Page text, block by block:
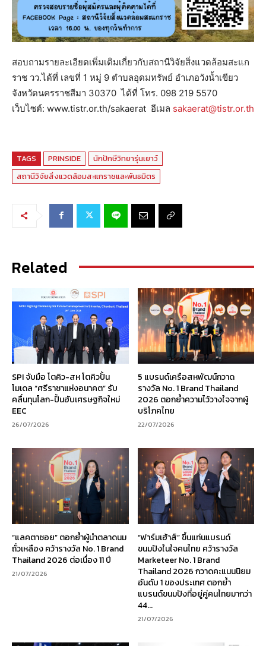
สอบถามรายละเอียดเพิ่มเติมเกี่ยวกับสถานีวิจัยสิ่งแวดล้อมสะแก
ราช วว.ได้ที่ เลขที่ 1 หมู่ 9 ตำบลอุดมทรัพย์ อำเภอวังน้ำเขียว
จังหวัดนครราชสีมา 30370 ได้ที่ โทร. 098 219 5570
เว็บไซต์: www.tistr.or.th/sakaerat อีเมล sakaerat@tistr.or.th
TAGS PRINSIDE
นักปักษีวิทยารุ่นเยาว์
สถานีวิจัยสิ่งแวดล้อมสะแกราชและพันธมิตร
Related
SPI จับมือ โตคิว-สห โตคิวปั้น
โมเดล “ศรีราชาแห่งอนาคต” รับ
คลื่นทุนโลก-ปั้นฮับเศรษฐกิจใหม่
EEC
26/07/2026
5 แบรนด์เครือสหพัฒน์กวาด
รางวัล No. 1 Brand Thailand
2026 ตอกย้ำความไว้วางใจจากผู้
บริโภคไทย
22/07/2026
“แลคตาซอย” ตอกย้ำผู้นำตลาดนม
ถั่วเหลือง คว้ารางวัล No. 1 Brand
Thailand 2026 ต่อเนื่อง 11 ปี
21/07/2026
“ฟาร์มเฮ้าส์” ขึ้นแท่นแบรนด์
ขนมปังในใจคนไทย คว้ารางวัล
Marketeer No. 1 Brand
Thailand 2026 กวาดคะแนนนิยม
อันดับ 1 ของประเทศ ตอกย้ำ
แบรนด์ขนมปังที่อยู่คู่คนไทยมากว่า
44...
21/07/2026